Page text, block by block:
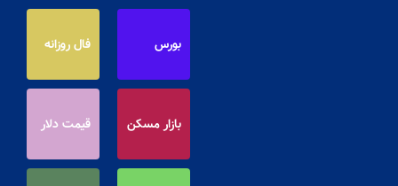
بورس فال روزانه
بازار مسکن قیمت دلار